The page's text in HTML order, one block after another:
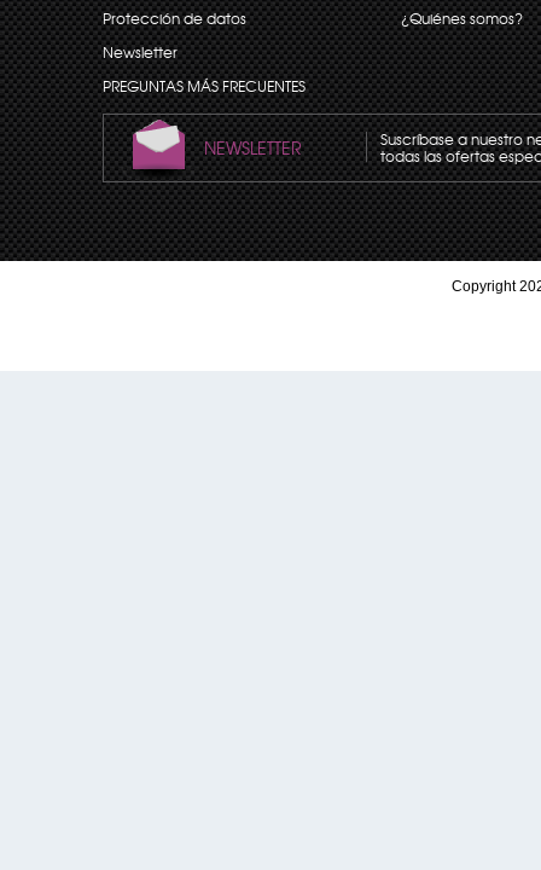
Protección de datos
Newsletter
PREGUNTAS MÁS FRECUENTES
¿Quiénes somos?
NEWSLETTER Suscríbase a nuestro
todas las ofertas
Copyright